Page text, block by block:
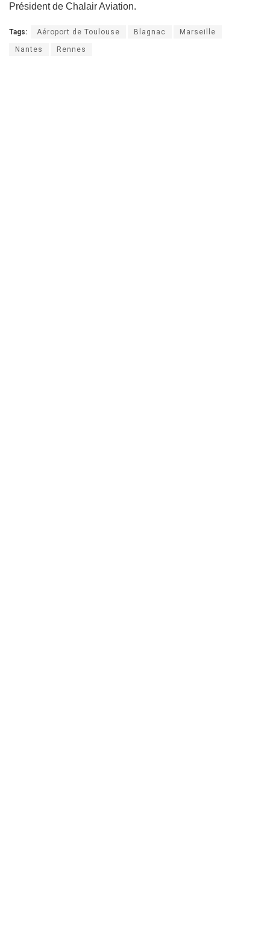
Président de Chalair Aviation.
Tags: Aéroport de Toulouse Blagnac Marseille
Nantes Rennes